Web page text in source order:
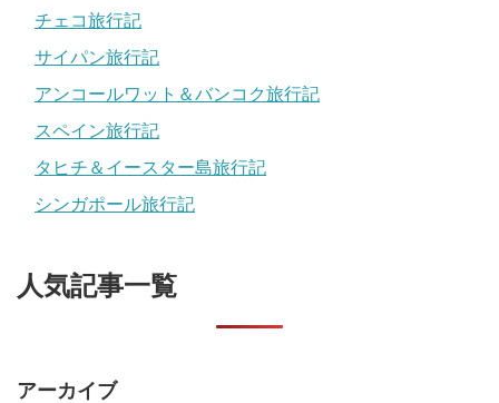
チェコ旅行記
サイパン旅行記
アンコールワット＆バンコク旅行記
スペイン旅行記
タヒチ＆イースター島旅行記
シンガポール旅行記
人気記事一覧
アーカイブ